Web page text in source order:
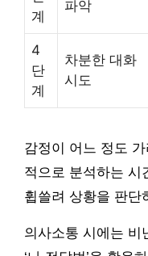
계
파악
4
단
계
차분한 대화
시도
감정이 어느 정도
적으로 분석하는 시
휩쓸려 상황을 판단
의사소통 시에는 비